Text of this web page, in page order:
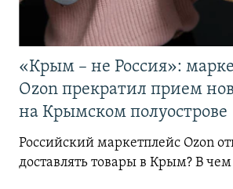
«Крым – не Россия»:
Ozon прекратил прием
на Крымском полуострове
Российский маркетплейс Ozon
доставлять товары в Крым? В